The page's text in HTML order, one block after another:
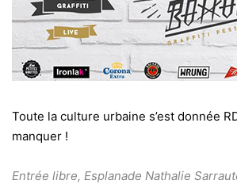
Toute la culture urbaine s’est donnée
manquer !
Entrée libre, Esplanade Nathalie